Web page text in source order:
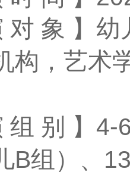
对 象 】 幼
构，艺术
组 别 】 4-
B组）、